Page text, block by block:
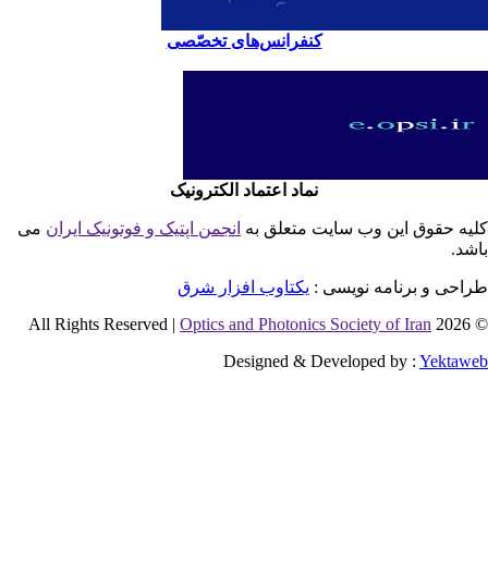
کنفرانس‌های تخصّصی
نماد اعتماد الکترونیک
حقوق این وب سایت متعلق بهانجمن اپتیک و فوتونیک ایران می
و برنامه نویسی : یکتاوب افزار شرق
©
Optics and Photonics Society of Iran
Designed & Developed by :